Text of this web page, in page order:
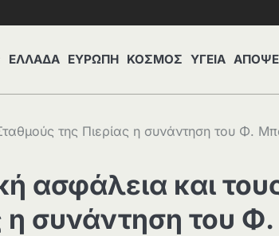
ΕΛΛΑΔΑ ΕΥΡΩΠΗ ΚΟΣΜΟΣ ΥΓΕΙΑ
της Πιερίας η συνάντηση του Φ.
ασφάλεια και
η συνάντηση του Φ.